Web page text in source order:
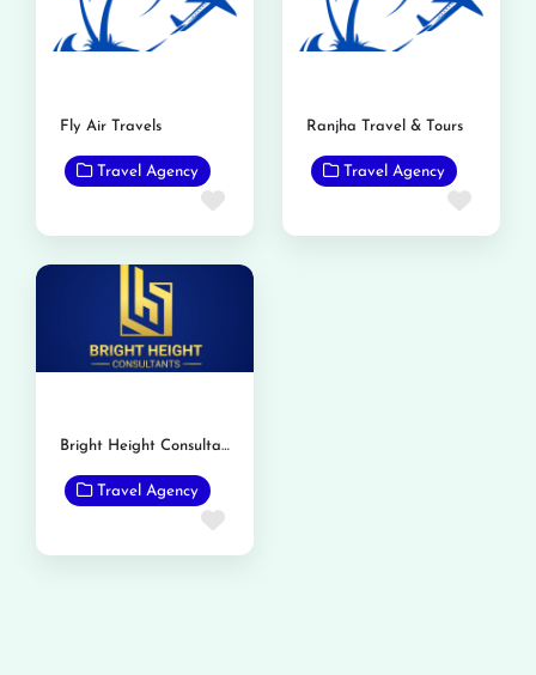
Fly Air Travels
Travel Agency
Favorite
Ranjha Travel & Tours
Travel Agency
Bright Height Consultants
Travel Agency
Favorite